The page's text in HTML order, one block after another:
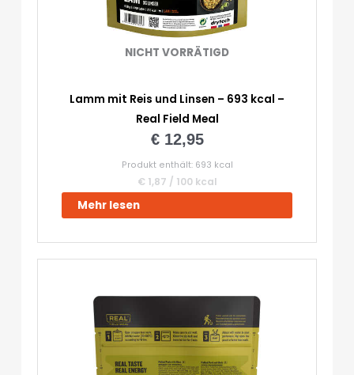
NICHT VORRÄTIGD
Lamm mit Reis und Linsen – 693 kcal –
Real Field Meal
€12,95
Produkt enthält: 693 kcal
€ 1,87 / 100 kcal
Mehr lesen